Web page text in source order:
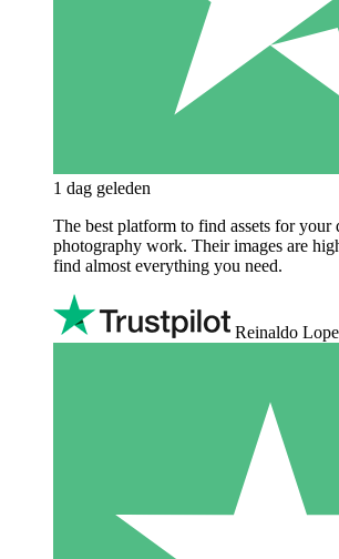
1 dag geleden
The best platform to find assets for your
photography work. Their images are
find almost everything you need.
Reinaldo